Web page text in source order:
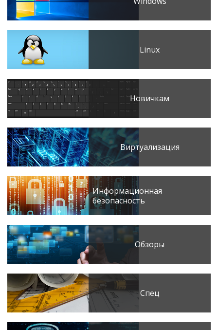
Linux
Новичкам
Виртуализация
Информационная
безопасность
Обзоры
Спец